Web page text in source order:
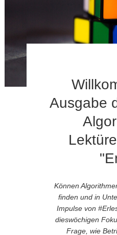
Ausgabe
Können
finden und in
Impulse von
dieswöchigen
Frage, wie